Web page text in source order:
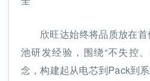
欣旺达始终将品质放在
池研发经验，围绕“不失控
念，构建起从电芯到Pack到